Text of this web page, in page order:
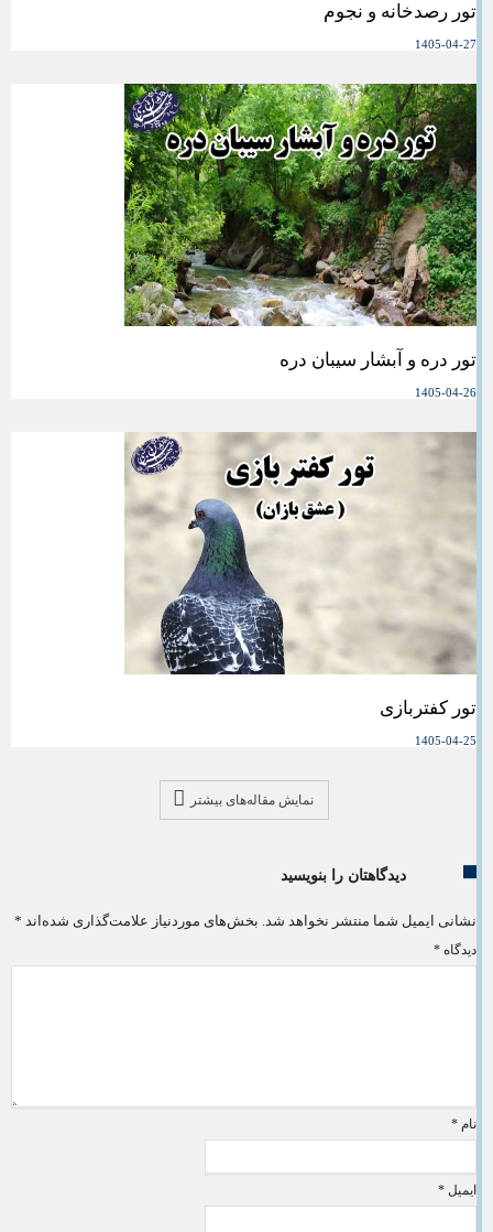
تور رصدخانه و نجوم
1405-04-27
تور دره و آبشار سیبان دره
1405-04-26
تور کفتربازی
1405-04-25
نمایش مقاله‌های بیشتر
دیدگاهتان را بنویسید
نشانی ایمیل شما منتشر نخواهد شد. بخش‌های موردنیاز علامت‌گذاری شده‌اند *
دیدگاه *
نام *
ایمیل *